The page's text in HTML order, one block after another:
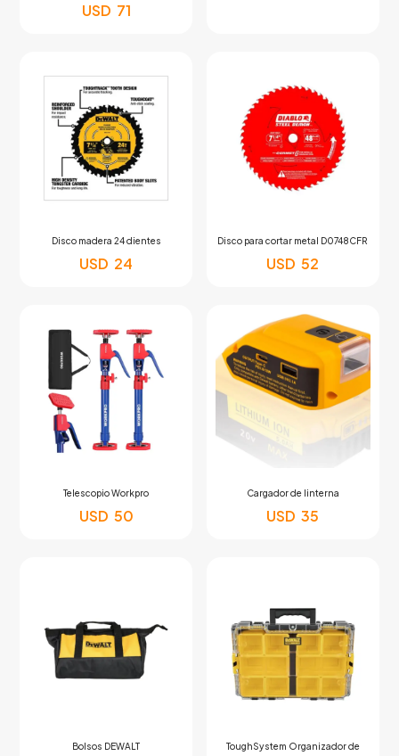
USD 71
Disco madera 24 dientes
USD 24
Disco para cortar metal D0748CFR
USD 52
Telescopio Workpro
USD 50
Cargador de linterna
USD 35
Bolsos DEWALT ToughSystem Organizador de